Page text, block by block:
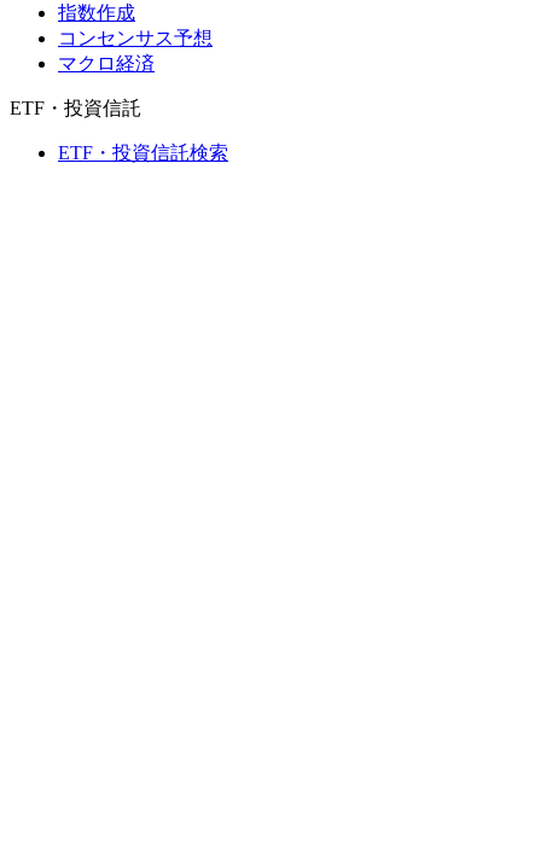
指数作成
コンセンサス予想
マクロ経済
ETF・投資信託
ETF・投資信託検索